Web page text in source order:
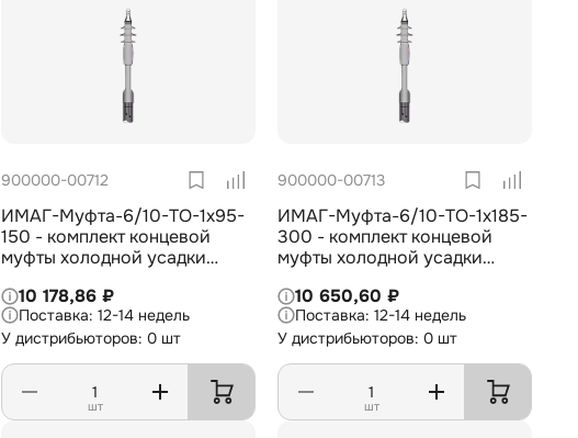
900000-00712
ИМАГ-Муфта-6/10-TO-1х95-
150 - комплект концевой
муфты холодной усадки
жил. кабеля с изоляцией из
СПЭ на 6/10 кВ, 1х95-150 мм2
10 178,86 ₽
12-14 недель
У дистрибьюторов: 0 шт
шт
900000-00713
ИМАГ-Муфта-6/10-TO-1х185-
300 - комплект концевой
муфты холодной усадки
жил. кабеля с изоляцией из
СПЭ на 6/10 кВ, 1х185-300
мм2
10 650,60 ₽
12-14 недель
У дистрибьюторов: 0 шт
шт